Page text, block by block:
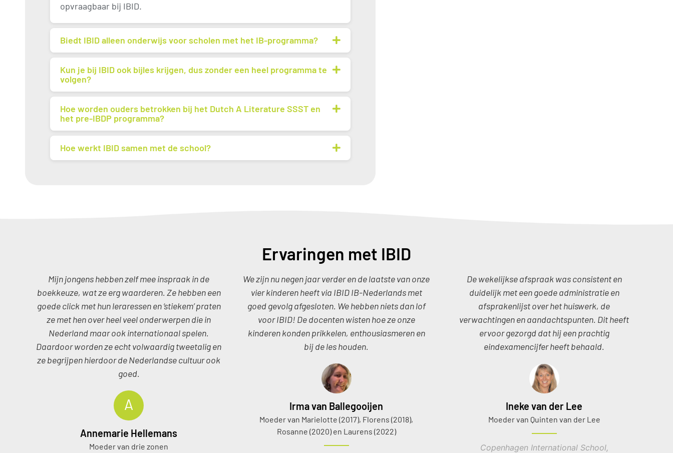
opvraagbaar bij IBID.
Biedt IBID alleen onderwijs voor scholen met het IB-programma?
Kun je bij IBID ook bijles krijgen, dus zonder een heel programma te
volgen?
Hoe worden ouders betrokken bij het Dutch A Literature SSST en
het pre-IBDP programma?
Hoe werkt IBID samen met de school?
Ervaringen met IBID
Mijn jongens hebben zelf mee inspraak in de
boekkeuze, wat ze erg waarderen. Ze hebben een
goede click met hun leraressen en ‘stiekem’ praten
ze met hen over heel veel onderwerpen die in
Nederland maar ook internationaal spelen.
Daardoor worden ze echt volwaardig tweetalig en
ze begrijpen hierdoor de Nederlandse cultuur ook
goed.
A
Annemarie Hellemans
Moeder van drie zonen
We zijn nu negen jaar verder en de laatste van onze
vier kinderen heeft via IBID IB-Nederlands met
goed gevolg afgesloten. We hebben niets dan lof
voor IBID! De docenten wisten hoe ze onze
kinderen konden prikkelen, enthousiasmeren en
bij de les houden.
Irma van Ballegooijen
Moeder van Marielotte (2017), Florens (2018),
Rosanne (2020) en Laurens (2022)
De wekelijkse afspraak was consistent en
duidelijk met een goede administratie en
afsprakenlijst over het huiswerk, de
verwachtingen en aandachtspunten. Dit heeft
ervoor gezorgd dat hij een prachtig
eindexamencijfer heeft behaald.
Ineke van der Lee
Moeder van Quinten van der Lee
Copenhagen International School,